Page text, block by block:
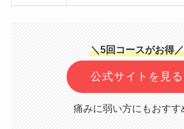
＼5回コースがお得／
公式サイトを見る
痛みに弱い方にもおすす